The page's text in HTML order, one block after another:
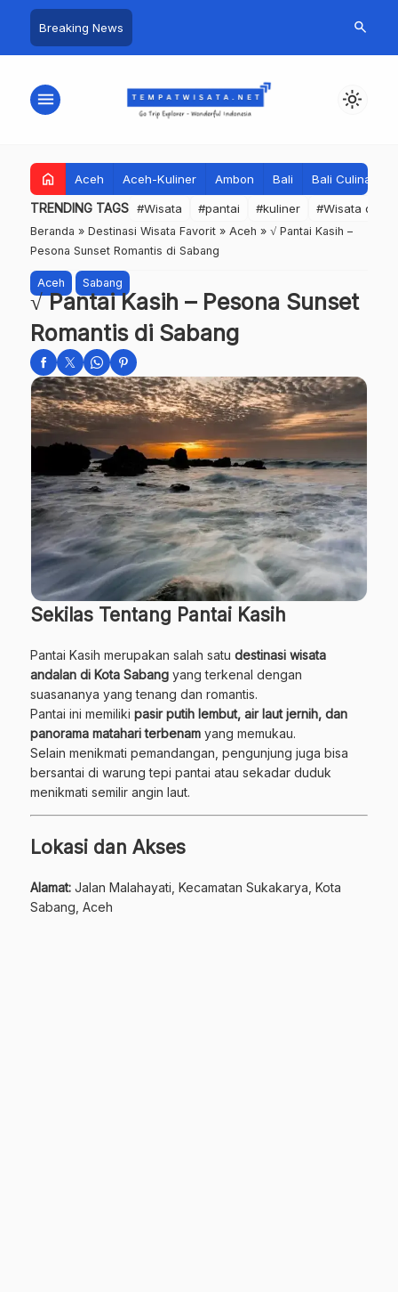
Breaking News search
menu light_mode
home Aceh Aceh-Kuliner Ambon Bali Bali Culinary
TRENDING TAGS #Wisata #pantai #kuliner #Wisata dan
Beranda » Destinasi Wisata Favorit » Aceh » √ Pantai Kasih –
Pesona Sunset Romantis di Sabang
Aceh Sabang
√ Pantai Kasih – Pesona Sunset
Romantis di Sabang
Sekilas Tentang Pantai Kasih
Pantai Kasih merupakan salah satu destinasi wisata
andalan di Kota Sabang yang terkenal dengan
suasananya yang tenang dan romantis.
Pantai ini memiliki pasir putih lembut, air laut jernih, dan
panorama matahari terbenam yang memukau.
Selain menikmati pemandangan, pengunjung juga bisa
bersantai di warung tepi pantai atau sekadar duduk
menikmati semilir angin laut.
Lokasi dan Akses
Alamat: Jalan Malahayati, Kecamatan Sukakarya, Kota
Sabang, Aceh